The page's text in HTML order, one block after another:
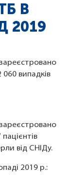
В
2019
060 випадків
від СНІДу.
2019 р.: